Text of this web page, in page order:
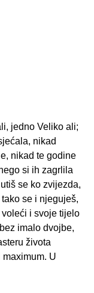
jedno Veliko ali;
nikad
nikad te godine
si ih zagrlila
se ko zvijezda,
se i njeguješ,
i svoje tijelo
imalo dvojbe,
života
U